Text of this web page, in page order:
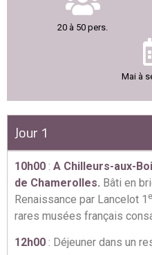
20 à 50 pers.
Mai à
Jour 1
10h00 : A Chilleurs-aux-
de Chamerolles. Bâti en
Renaissance par Lancelot 1
rares musées français
12h00 : Déjeuner dans un